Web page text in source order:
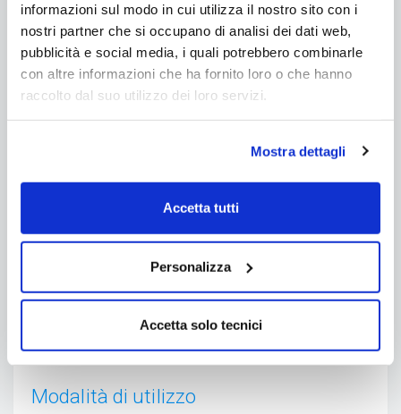
informazioni sul modo in cui utilizza il nostro sito con i
nostri partner che si occupano di analisi dei dati web,
pubblicità e social media, i quali potrebbero combinarle
con altre informazioni che ha fornito loro o che hanno
raccolto dal suo utilizzo dei loro servizi.
Mostra dettagli
Accetta tutti
Personalizza
Accetta solo tecnici
Modalità di utilizzo